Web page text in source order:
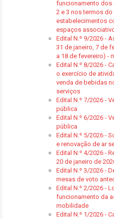
funcionamento
2 e 3 nos termos
estabelecimentos
espaços
Edital N.º 9/2026 -
31 de janeiro, 7 de
a 18 de fevereiro) -
Edital N.º 8/2026 -
o exercício de
venda de bebidas
serviços
Edital N.º 7/2026 -
pública
Edital N.º 6/2026 -
pública
Edital N.º 5/2026 -
e renovação de ar
Edital N.º 4/2026 -
20 de janeiro de
Edital N.º 3/2026 -
mesas de voto
Edital N.º 2/2026 -
funcionamento da
mobilidade
Edital N.º 1/2026 -